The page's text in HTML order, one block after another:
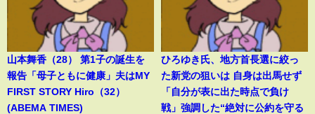
山本舞香（28） 第1子の誕生を
報告「母子ともに健康」夫はMY
FIRST STORY Hiro（32）
(ABEMA TIMES)
ひろゆき氏、地方首長選に絞っ
た新党の狙いは 自身は出馬せず
「自分が表に出た時点で負け
戦」強調した“絶対に公約を守る